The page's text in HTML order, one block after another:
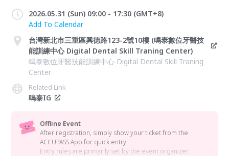
2026.05.31 (Sun) 09:00 - 17:30 (GMT+8)
Add To Calendar
台灣新北市三重區興德路123-2號10樓 (鳴泰數位牙醫技
能訓練中心 Digital Dental Skill Traning Center)
鳴泰數位牙醫技能訓練中心 Digital Dental Skill Traning
Center
Related Link
鳴泰IG
Offline Event
After registration, simply show your ticket from the
ACCUPASS App for quick entry.
Entry rules are primarily set by the event organizer.